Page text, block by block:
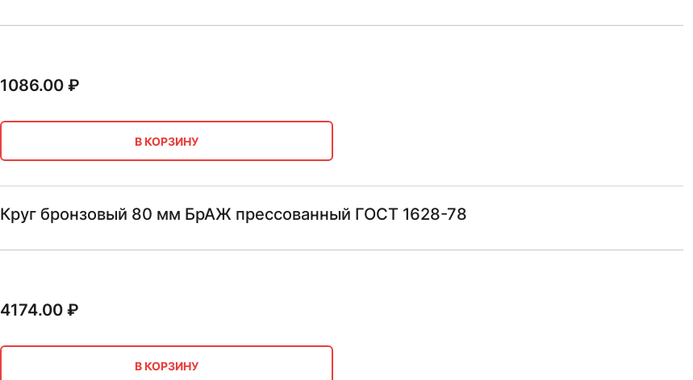
1086.00₽
В КОРЗИНУ
Круг бронзовый 80 мм БрАЖ прессованный ГОСТ 1628-78
4174.00₽
В КОРЗИНУ